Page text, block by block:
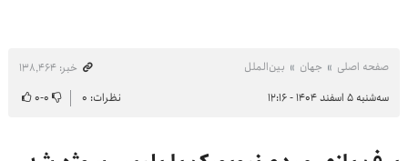
صفحه اصلی جهان بین‌الملل
خبر: ۱۳۸٬۴۶۴
سه‌شنبه ۵ اسفند ۱۴۰۴ - ۱۲:۱۶
نظرات: ۰ ۰-۰